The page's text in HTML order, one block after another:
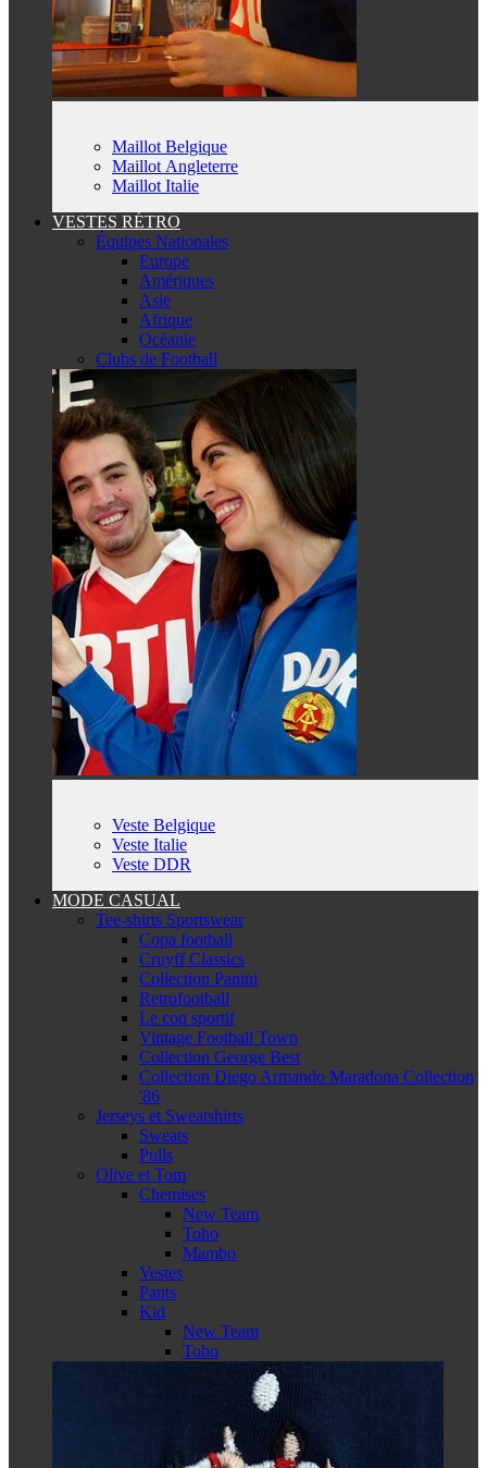
Maillot Belgique
Maillot Angleterre
Maillot Italie
VESTES RÉTRO
Équipes Nationales
Europe
Amériques
Asie
Afrique
Océanie
Clubs de Football
Veste Belgique
Veste Italie
Veste DDR
MODE CASUAL
Tee-shirts Sportswear
Copa football
Cruyff Classics
Collection Panini
Retrofootball
Le coq sportif
Vintage Football Town
Collection George Best
Collection Diego Armando Maradona Collection
'86
Jerseys et Sweatshirts
Sweats
Pulls
Olive et Tom
Chemises
New Team
Toho
Mambo
Vestes
Pants
Kid
New Team
Toho